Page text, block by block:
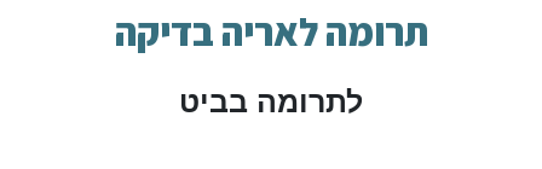
תרומה לאריה בדיקה
לתרומה בביט